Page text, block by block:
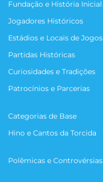
Fundação e História Inicial
Jogadores Históricos
Estádios e Locais de Jogos
Partidas Históricas
Curiosidades e Tradições
Patrocínios e Parcerias
Categorias de Base
Hino e Cantos da Torcida
Polêmicas e Controvérsias